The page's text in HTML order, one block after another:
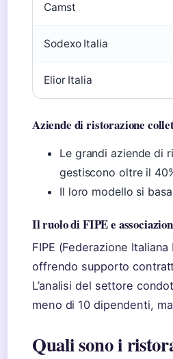
Camst
Sodexo Italia
Elior Italia
Aziende di ristorazione
Le grandi aziende di
gestiscono oltre il
Il loro modello si
Il ruolo di FIPE e
FIPE (Federazione
offrendo supporto
L’analisi del settore
meno di 10 dipendenti,
Quali sono i